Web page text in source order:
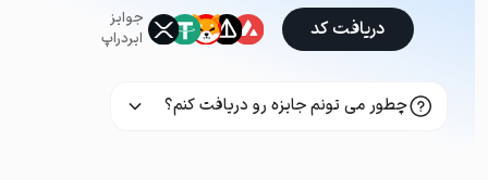
جوایز
ایردراپ
دریافت کد
چطور می تونم جایزه رو دریافت کنم؟